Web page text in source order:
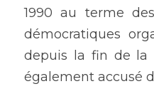
1990 au terme
démocratiques
depuis la fin de la
également accusé